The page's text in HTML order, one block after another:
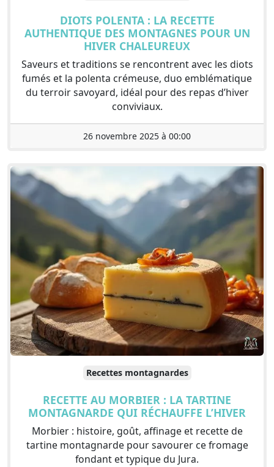
DIOTS POLENTA : LA RECETTE
AUTHENTIQUE DES MONTAGNES POUR UN
HIVER CHALEUREUX
Saveurs et traditions se rencontrent avec les diots
fumés et la polenta crémeuse, duo emblématique
du terroir savoyard, idéal pour des repas d’hiver
conviviaux.
26 novembre 2025 à 00:00
Recettes montagnardes
RECETTE AU MORBIER : LA TARTINE
MONTAGNARDE QUI RÉCHAUFFE L’HIVER
Morbier : histoire, goût, affinage et recette de
tartine montagnarde pour savourer ce fromage
fondant et typique du Jura.